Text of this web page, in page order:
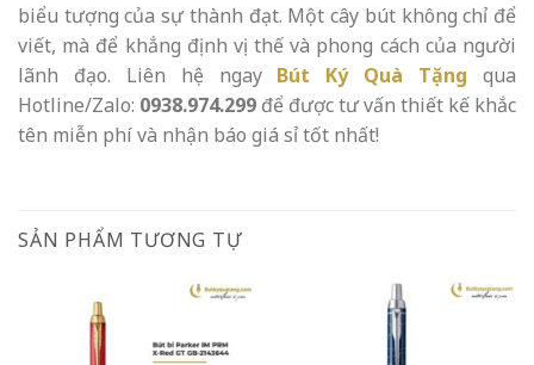
biểu tượng của sự thành đạt. Một cây bút không chỉ để
viết, mà để khẳng định vị thế và phong cách của người
lãnh đạo. Liên hệ ngay Bút Ký Quà Tặng qua
Hotline/Zalo: 0938.974.299 để được tư vấn thiết kế khắc
tên miễn phí và nhận báo giá sỉ tốt nhất!
SẢN PHẨM TƯƠNG TỰ